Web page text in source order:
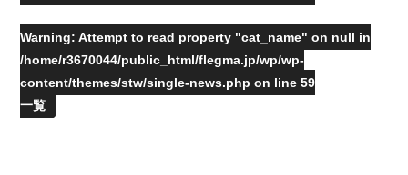
Warning: Attempt to read property "cat_name" on null in
/home/r3670044/public_html/flegma.jp/wp/wp-
content/themes/stw/single-news.php on line59
一覧